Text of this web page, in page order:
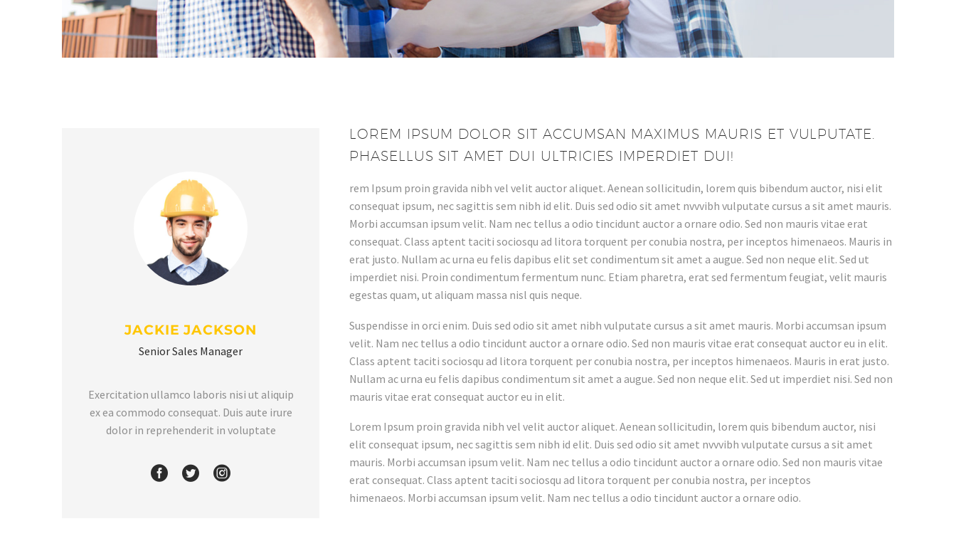
JACKIE JACKSON
Senior Sales Manager
Exercitation ullamco laboris nisi ut aliquip
ex ea commodo consequat. Duis aute irure
dolor in reprehenderit in voluptate
LOREM IPSUM DOLOR SIT ACCUMSAN MAXIMUS MAURIS ET VULPUTATE.
PHASELLUS SIT AMET DUI ULTRICIES IMPERDIET DUI!
rem Ipsum proin gravida nibh vel velit auctor aliquet. Aenean sollicitudin, lorem quis bibendum auctor, nisi elit
consequat ipsum, nec sagittis sem nibh id elit. Duis sed odio sit amet nvvvibh vulputate cursus a sit amet mauris.
Morbi accumsan ipsum velit. Nam nec tellus a odio tincidunt auctor a ornare odio. Sed non mauris vitae erat
consequat. Class aptent taciti sociosqu ad litora torquent per conubia nostra, per inceptos himenaeos. Mauris in
erat justo. Nullam ac urna eu felis dapibus elit set condimentum sit amet a augue. Sed non neque elit. Sed ut
imperdiet nisi. Proin condimentum fermentum nunc. Etiam pharetra, erat sed fermentum feugiat, velit mauris
egestas quam, ut aliquam massa nisl quis neque.
Suspendisse in orci enim. Duis sed odio sit amet nibh vulputate cursus a sit amet mauris. Morbi accumsan ipsum
velit. Nam nec tellus a odio tincidunt auctor a ornare odio. Sed non mauris vitae erat consequat auctor eu in elit.
Class aptent taciti sociosqu ad litora torquent per conubia nostra, per inceptos himenaeos. Mauris in erat justo.
Nullam ac urna eu felis dapibus condimentum sit amet a augue. Sed non neque elit. Sed ut imperdiet nisi. Sed non
mauris vitae erat consequat auctor eu in elit.
Lorem Ipsum proin gravida nibh vel velit auctor aliquet. Aenean sollicitudin, lorem quis bibendum auctor, nisi
elit consequat ipsum, nec sagittis sem nibh id elit. Duis sed odio sit amet nvvvibh vulputate cursus a sit amet
mauris. Morbi accumsan ipsum velit. Nam nec tellus a odio tincidunt auctor a ornare odio. Sed non mauris vitae
erat consequat. Class aptent taciti sociosqu ad litora torquent per conubia nostra, per inceptos
himenaeos. Morbi accumsan ipsum velit. Nam nec tellus a odio tincidunt auctor a ornare odio.